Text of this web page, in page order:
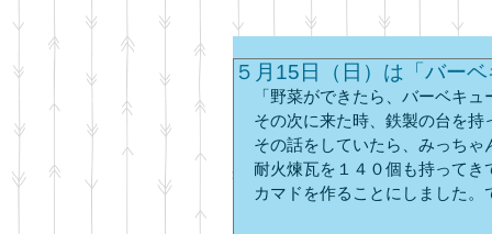
５月15日（日）は「バー
「野菜ができたら、バーベキ
その次に来た時、鉄製の台を
その話をしていたら、みっち
耐火煉瓦を１４０個も持って
カマドを作ることにしました